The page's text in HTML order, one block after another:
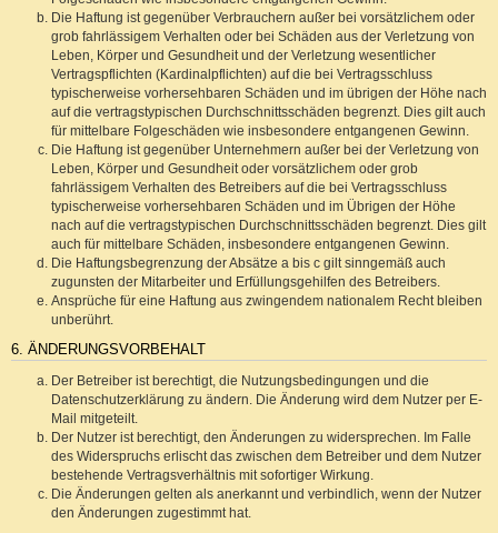
Die Haftung ist gegenüber Verbrauchern außer bei vorsätzlichem oder
grob fahrlässigem Verhalten oder bei Schäden aus der Verletzung von
Leben, Körper und Gesundheit und der Verletzung wesentlicher
Vertragspflichten (Kardinalpflichten) auf die bei Vertragsschluss
typischerweise vorhersehbaren Schäden und im übrigen der Höhe nach
auf die vertragstypischen Durchschnittsschäden begrenzt. Dies gilt auch
für mittelbare Folgeschäden wie insbesondere entgangenen Gewinn.
Die Haftung ist gegenüber Unternehmern außer bei der Verletzung von
Leben, Körper und Gesundheit oder vorsätzlichem oder grob
fahrlässigem Verhalten des Betreibers auf die bei Vertragsschluss
typischerweise vorhersehbaren Schäden und im Übrigen der Höhe
nach auf die vertragstypischen Durchschnittsschäden begrenzt. Dies gilt
auch für mittelbare Schäden, insbesondere entgangenen Gewinn.
Die Haftungsbegrenzung der Absätze a bis c gilt sinngemäß auch
zugunsten der Mitarbeiter und Erfüllungsgehilfen des Betreibers.
Ansprüche für eine Haftung aus zwingendem nationalem Recht bleiben
unberührt.
6. ÄNDERUNGSVORBEHALT
Der Betreiber ist berechtigt, die Nutzungsbedingungen und die
Datenschutzerklärung zu ändern. Die Änderung wird dem Nutzer per E-
Mail mitgeteilt.
Der Nutzer ist berechtigt, den Änderungen zu widersprechen. Im Falle
des Widerspruchs erlischt das zwischen dem Betreiber und dem Nutzer
bestehende Vertragsverhältnis mit sofortiger Wirkung.
Die Änderungen gelten als anerkannt und verbindlich, wenn der Nutzer
den Änderungen zugestimmt hat.